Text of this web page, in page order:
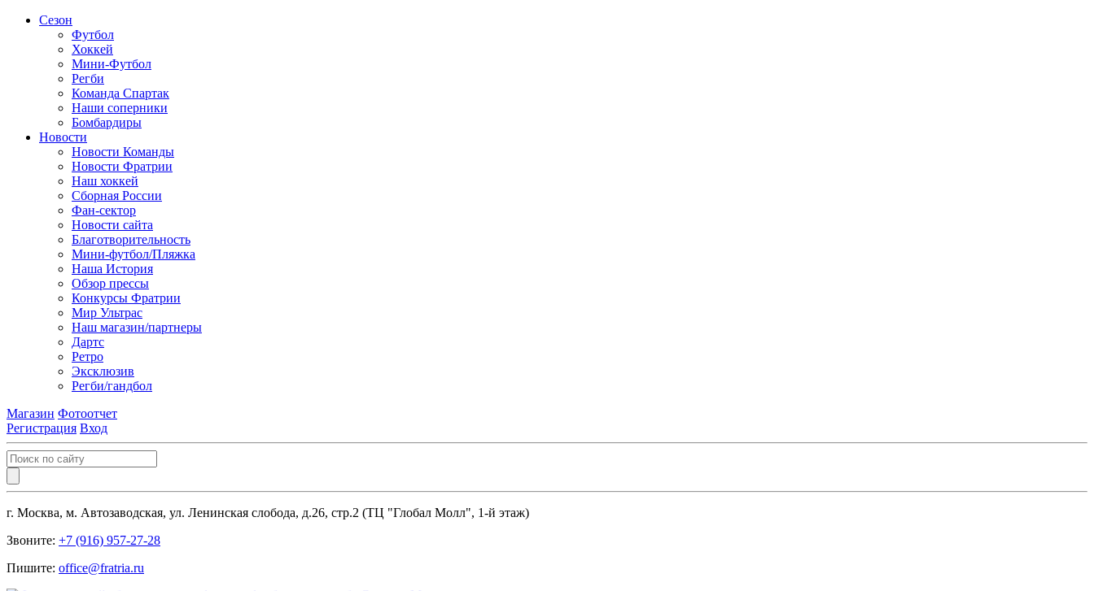
Сезон
Футбол
Хоккей
Мини-Футбол
Регби
Команда Спартак
Наши соперники
Бомбардиры
Новости
Новости Команды
Новости Фратрии
Наш хоккей
Сборная России
Фан-cектор
Новости сайта
Благотворительность
Мини-футбол/Пляжка
Наша История
Обзор прессы
Конкурсы Фратрии
Мир Ультрас
Наш магазин/партнеры
Дартс
Ретро
Эксклюзив
Регби/гандбол
Магазин Фотоотчет
Регистрация Вход
г. Москва, м. Автозаводская, ул. Ленинская слобода, д.26, стр.2 (ТЦ "Глобал Молл", 1-й этаж)
Звоните: +7 (916) 957-27-28
Пишите: office@fratria.ru